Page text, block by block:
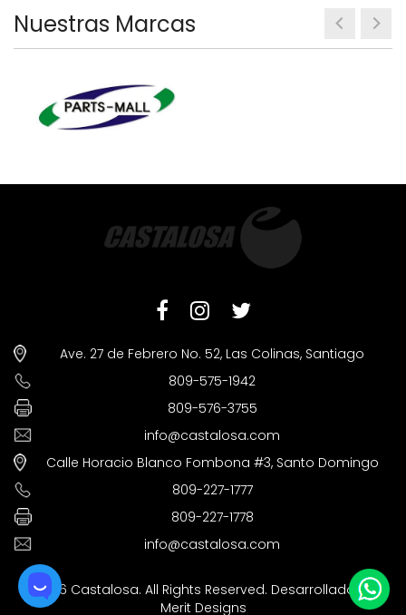
Nuestras Marcas
Ave. 27 de Febrero No. 52, Las Colinas, Santiago
809-575-1942
809-576-3755
info@castalosa.com
Calle Horacio Blanco Fombona #3, Santo Domingo
809-227-1777
809-227-1778
info@castalosa.com
©2026 Castalosa. All Rights Reserved. Desarrollado por
Merit Designs